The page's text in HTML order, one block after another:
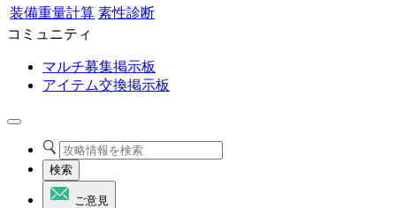
装備重量計算 素性診断
コミュニティ
マルチ募集掲示板
アイテム交換掲示板
検索
ご意見